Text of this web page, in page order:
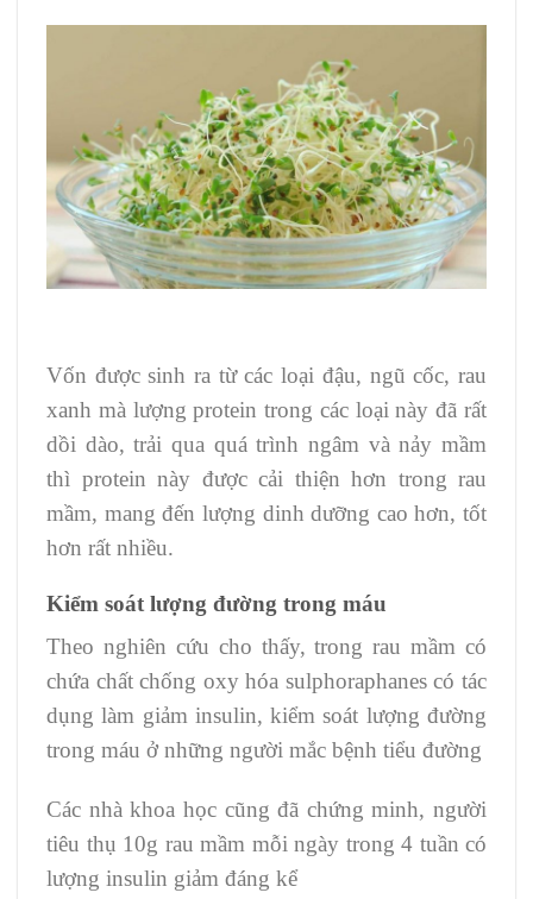
Vốn được sinh ra từ các loại đậu, ngũ cốc, rau
xanh mà lượng protein trong các loại này đã rất
dồi dào, trải qua quá trình ngâm và nảy mầm
thì protein này được cải thiện hơn trong rau
mầm, mang đến lượng dinh dưỡng cao hơn, tốt
hơn rất nhiều.
Kiểm soát lượng đường trong máu
Theo nghiên cứu cho thấy, trong rau mầm có
chứa chất chống oxy hóa sulphoraphanes có tác
dụng làm giảm insulin, kiểm soát lượng đường
trong máu ở những người mắc bệnh tiểu đường
Các nhà khoa học cũng đã chứng minh, người
tiêu thụ 10g rau mầm mỗi ngày trong 4 tuần có
lượng insulin giảm đáng kể